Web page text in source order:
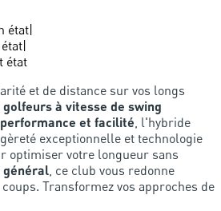
état|
|
état
et de distance sur vos longs
golfeurs à vitesse de swing
et facilité , l'hybride
exceptionnelle et technologie
optimiser votre longueur sans
général , ce club vous redonne
Transformez vos approches de